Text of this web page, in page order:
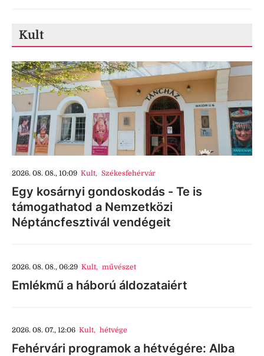
Kult
2026. 08. 08., 10:09 Kult, Székesfehérvár
Egy kosárnyi gondoskodás - Te is
támogathatod a Nemzetközi
Néptáncfesztivál vendégeit
2026. 08. 08., 06:29 Kult, művészet
Emlékmű a háború áldozataiért
2026. 08. 07., 12:06 Kult, hétvége
Fehérvári programok a hétvégére: Alba